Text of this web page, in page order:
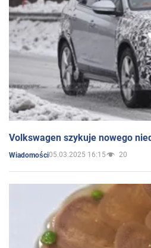
Volkswagen szykuje nowego
Wiadomości05.03.2025 16:15 20